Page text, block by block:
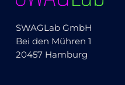
SWAGLab GmbH
Bei den Mühren 1
20457 Hamburg